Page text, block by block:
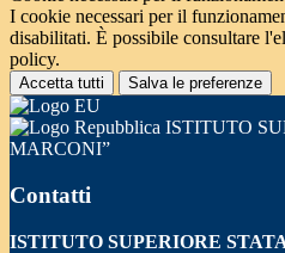
I cookie necessari per il
disabilitati. È possibile consultare
policy.
Accetta tutti Salva le preferenze
ISTITUTO
MARCONI”
Contatti
ISTITUTO SUPERIORE